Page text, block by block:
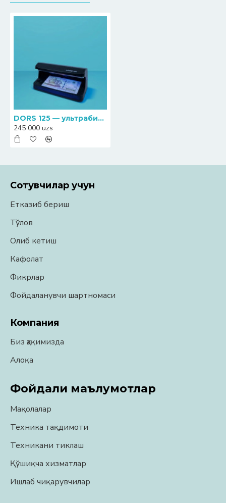
DORS 125 — ультрабинафша текширув учун профессионал детектор
245 000 uzs
Сотувчилар учун
Етказиб бериш
Тўлов
Олиб кетиш
Кафолат
Фикрлар
Фойдаланувчи шартномаси
Компания
Биз ҳақимизда
Алоқа
Фойдали маълумотлар
Мақолалар
Техника тақдимоти
Техникани тиклаш
Қўшиқча хизматлар
Ишлаб чиқарувчилар